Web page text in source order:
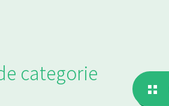
categorie